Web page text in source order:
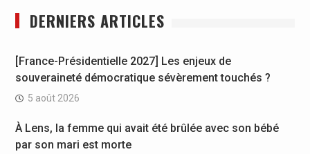
DERNIERS ARTICLES
[France-Présidentielle 2027] Les enjeux de
souveraineté démocratique sévèrement touchés ?
5 août 2026
À Lens, la femme qui avait été brûlée avec son bébé
par son mari est morte